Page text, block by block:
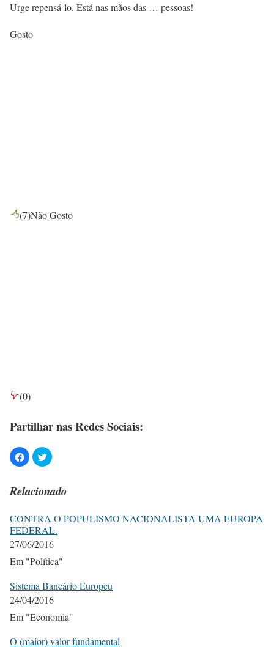
Urge repensá-lo. Está nas mãos das … pessoas!
Gosto
(7)Não Gosto
(0)
Partilhar nas Redes Sociais:
Relacionado
CONTRA O POPULISMO NACIONALISTA UMA EUROPA
FEDERAL.
27/06/2016
Em "Política"
Sistema Bancário Europeu
24/04/2016
Em "Economia"
O (maior) valor fundamental